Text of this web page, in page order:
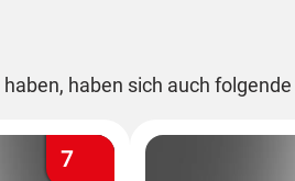
haben sich auch
7